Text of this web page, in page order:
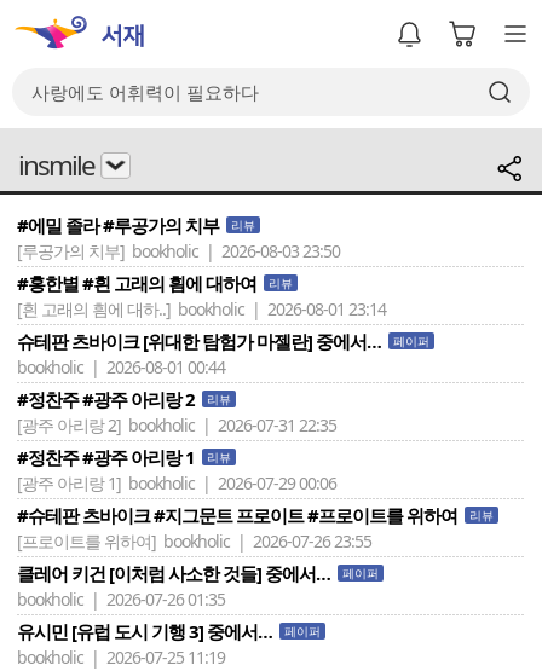
insmile
#에밀 졸라 #루공가의 치부 리뷰
[루공가의 치부] bookholic | 2026-08-03 23:50
#홍한별 #흰 고래의 흼에 대하여 리뷰
[흰 고래의 흼에 대하..] bookholic | 2026-08-01 23:14
슈테판 츠바이크 [위대한 탐험가 마젤란] 중에서… 페이퍼
bookholic | 2026-08-01 00:44
#정찬주 #광주 아리랑 2 리뷰
[광주 아리랑 2] bookholic | 2026-07-31 22:35
#정찬주 #광주 아리랑 1 리뷰
[광주 아리랑 1] bookholic | 2026-07-29 00:06
#슈테판 츠바이크 #지그문트 프로이트 #프로이트를 위하여 리뷰
[프로이트를 위하여] bookholic | 2026-07-26 23:55
클레어 키건 [이처럼 사소한 것들] 중에서… 페이퍼
bookholic | 2026-07-26 01:35
유시민 [유럽 도시 기행 3] 중에서… 페이퍼
bookholic | 2026-07-25 11:19